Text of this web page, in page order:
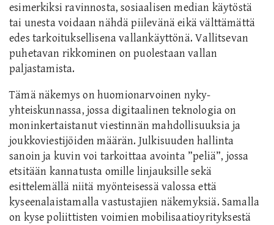
esimerkiksi ravinnosta, sosiaalisen median käytöstä
tai unesta voidaan nähdä piilevänä eikä välttämättä
edes tarkoituksellisena vallankäyttönä. Vallitsevan
puhetavan rikkominen on puolestaan vallan
paljastamista.
Tämä näkemys on huomionarvoinen nyky-
yhteiskunnassa, jossa digitaalinen teknologia on
moninkertaistanut viestinnän mahdollisuuksia ja
joukkoviestijöiden määrän. Julkisuuden hallinta
sanoin ja kuvin voi tarkoittaa avointa ”peliä”, jossa
etsitään kannatusta omille linjauksille sekä
esittelemällä niitä myönteisessä valossa että
kyseenalaistamalla vastustajien näkemyksiä. Samalla
on kyse poliittisten voimien mobilisaatioyrityksestä